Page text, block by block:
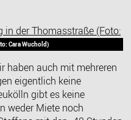
Cara Wuchold)
haben auch mit mehreren
eigentlich keine
gibt es keine
weder Miete noch